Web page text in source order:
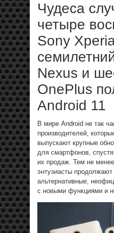
Чудеса
четыре
Sony
Nexus и
OnePlus
Android 11
В мире Android не так
производителей,
выпускают крупные
для смартфонов,
их продаж. Тем не
энтузиасты продолжают
альтернативные,
с новыми функциями и